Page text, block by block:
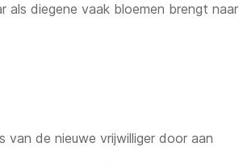
diegene vaak bloemen brengt naar
van de nieuwe vrijwilliger door aan